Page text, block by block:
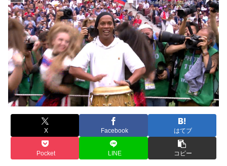
X Facebook はてブ
Pocket LINE コピー